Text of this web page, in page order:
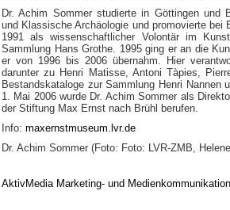
Dr. Achim Sommer studierte in Göttingen und
und Klassische Archäologie und promovierte bei
1991 als wissenschaftlicher Volontär im
Sammlung Hans Grothe. 1995 ging er an die
er von 1996 bis 2006 übernahm. Hier
darunter zu Henri Matisse, Antoni Tàpies,
Bestandskataloge zur Sammlung Henri
1. Mai 2006 wurde Dr. Achim Sommer als
der Stiftung Max Ernst nach Brühl berufen.
Info: maxernstmuseum.lvr.de
Dr. Achim Sommer (Foto: Foto: LVR-ZMB,
AktivMedia Marketing- und